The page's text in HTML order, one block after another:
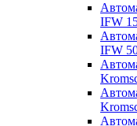
IFW
IFW